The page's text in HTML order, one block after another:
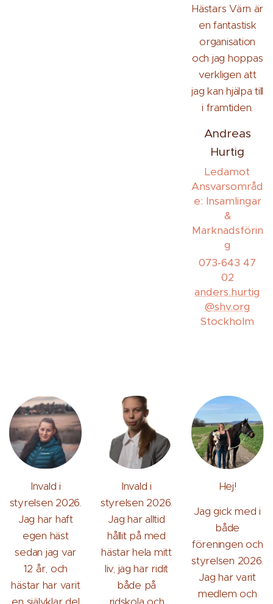
Hästars Värn är
en fantastisk
organisation
och jag hoppas
verkligen att
jag kan hjälpa till
i framtiden.
Andreas
Hurtig
Ledamot
Ansvarsområd
e: Insamlingar
&
Marknadsförin
g
073-643 47
02
anders.hurtig
@shv.org
Stockholm
Invald i
styrelsen 2026.
Jag har haft
egen häst
sedan jag var
12 år, och
hästar har varit
en självklar del
Invald i
styrelsen 2026.
Jag har alltid
hållit på med
hästar hela mitt
liv, jag har ridit
både på
ridskola och
Hej!
Jag gick med i
både
föreningen och
styrelsen 2026.
Jag har varit
medlem och